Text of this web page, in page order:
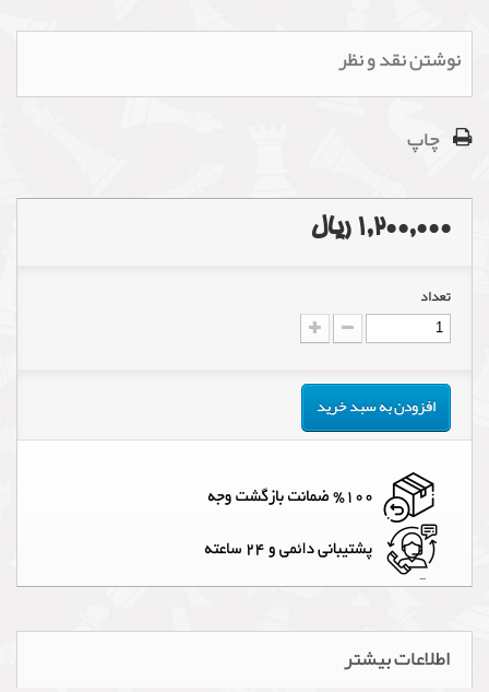
نوشتن نقد و نظر
چاپ
1,200,000 ریال
تعداد
افزودن به سبد خرید
اطلاعات بیشتر